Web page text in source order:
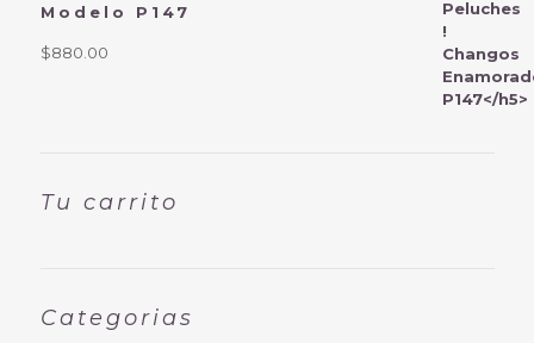
Modelo P147
$880.00
Tu carrito
Categorias